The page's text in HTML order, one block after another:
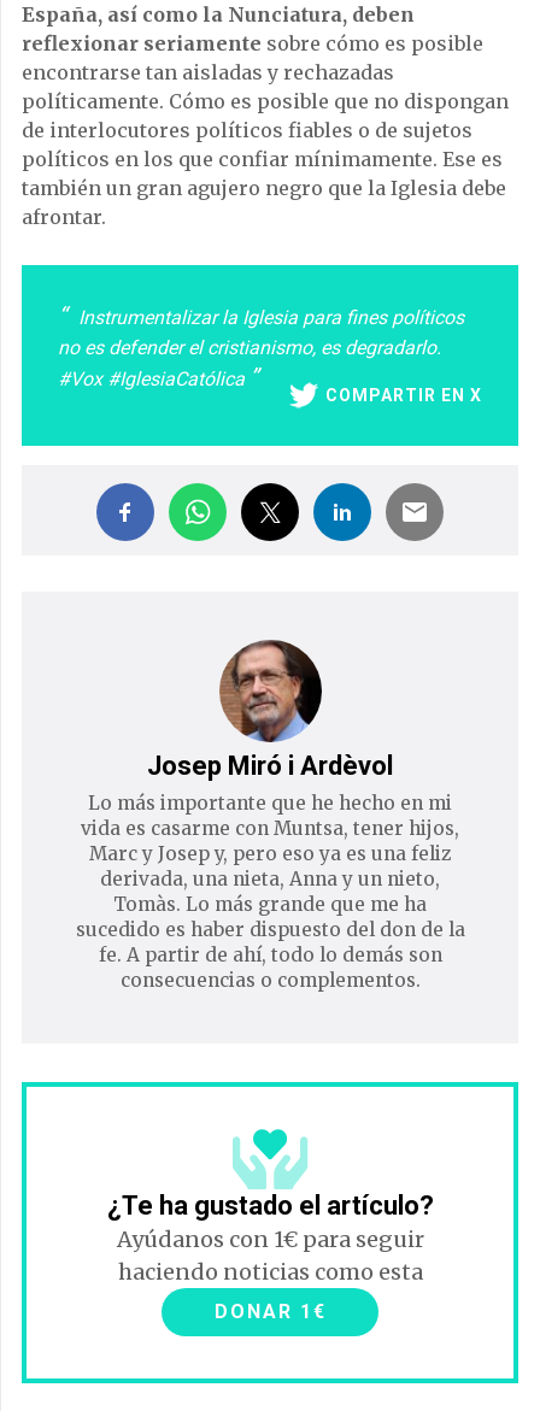
España, así como la Nunciatura, deben
reflexionar seriamente sobre cómo es posible
encontrarse tan aisladas y rechazadas
políticamente. Cómo es posible que no dispongan
de interlocutores políticos fiables o de sujetos
políticos en los que confiar mínimamente. Ese es
también un gran agujero negro que la Iglesia debe
afrontar.
Instrumentalizar la Iglesia para fines políticos
no es defender el cristianismo, es degradarlo.
#Vox #IglesiaCatólica
COMPARTIR EN X
Josep Miró i Ardèvol
Lo más importante que he hecho en mi
vida es casarme con Muntsa, tener hijos,
Marc y Josep y, pero eso ya es una feliz
derivada, una nieta, Anna y un nieto,
Tomàs. Lo más grande que me ha
sucedido es haber dispuesto del don de la
fe. A partir de ahí, todo lo demás son
consecuencias o complementos.
¿Te ha gustado el artículo?
Ayúdanos con 1€ para seguir
haciendo noticias como esta
DONAR 1€